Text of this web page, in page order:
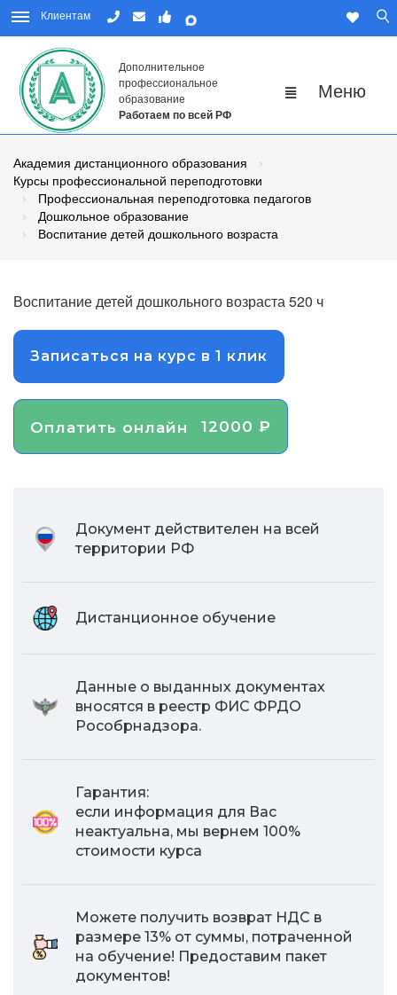
Клиентам
Дополнительное
профессиональное
образование
Работаем по всей РФ
Академия дистанционного образования
Курсы профессиональной переподготовки
Профессиональная переподготовка педагогов
Дошкольное образование
Воспитание детей дошкольного возраста
Воспитание детей дошкольного возраста 520 ч
Записаться на курс в 1 клик
Оплатить онлайн 12000 ₽
Документ действителен на всей
территории РФ
Дистанционное обучение
Данные о выданных документах
вносятся в реестр ФИС ФРДО
Рособрнадзора.
Гарантия:
если информация для Вас
неактуальна, мы вернем 100%
стоимости курса
Можете получить возврат НДС в
размере 13% от суммы, потраченной
на обучение! Предоставим пакет
документов!